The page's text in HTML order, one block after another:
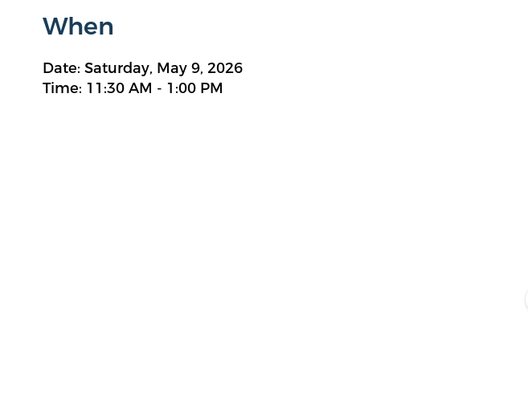
When
Date: Saturday, May 9, 2026
Time: 11:30 AM - 1:00 PM